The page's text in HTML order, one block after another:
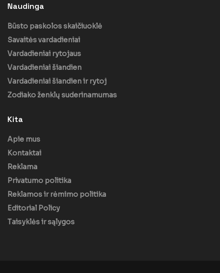
Naudinga
Būsto paskolos skaičiuoklė
Savaitės vardadieniai
Vardadieniai rytojaus
Vardadieniai šiandien
Vardadieniai šiandien ir rytoj
Zodiako ženklų suderinamumas
Kita
Apie mus
Kontaktai
Reklama
Privatumo politika
Reklamos ir rėmimo politika
Editorial Policy
Taisyklės ir sąlygos